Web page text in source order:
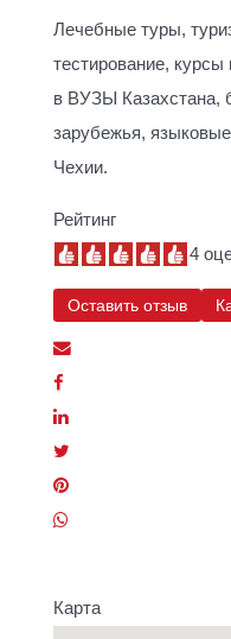
Лечебные туры,
тестирование, курсы
в ВУЗЫ Казахстана,
зарубежья,
Чехии.
Рейтинг
4
Оставить отзыв
Карта